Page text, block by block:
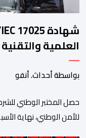
العلمية
الخبرات الجنائية
بواسطة أحداث. أنفو
حصل المختبر الوطني
للأمن الوطني، نهاية